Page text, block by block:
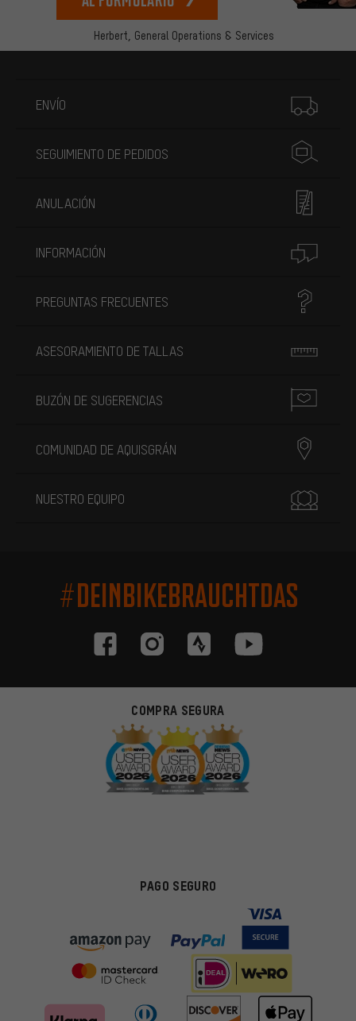
Herbert, General Operations & Services
ENVÍO
SEGUIMIENTO DE PEDIDOS
ANULACIÓN
INFORMACIÓN
PREGUNTAS FRECUENTES
ASESORAMIENTO DE TALLAS
BUZÓN DE SUGERENCIAS
COMUNIDAD DE AQUISGRÁN
NUESTRO EQUIPO
#DEINBIKEBRAUCHTDAS
COMPRA SEGURA
PAGO SEGURO